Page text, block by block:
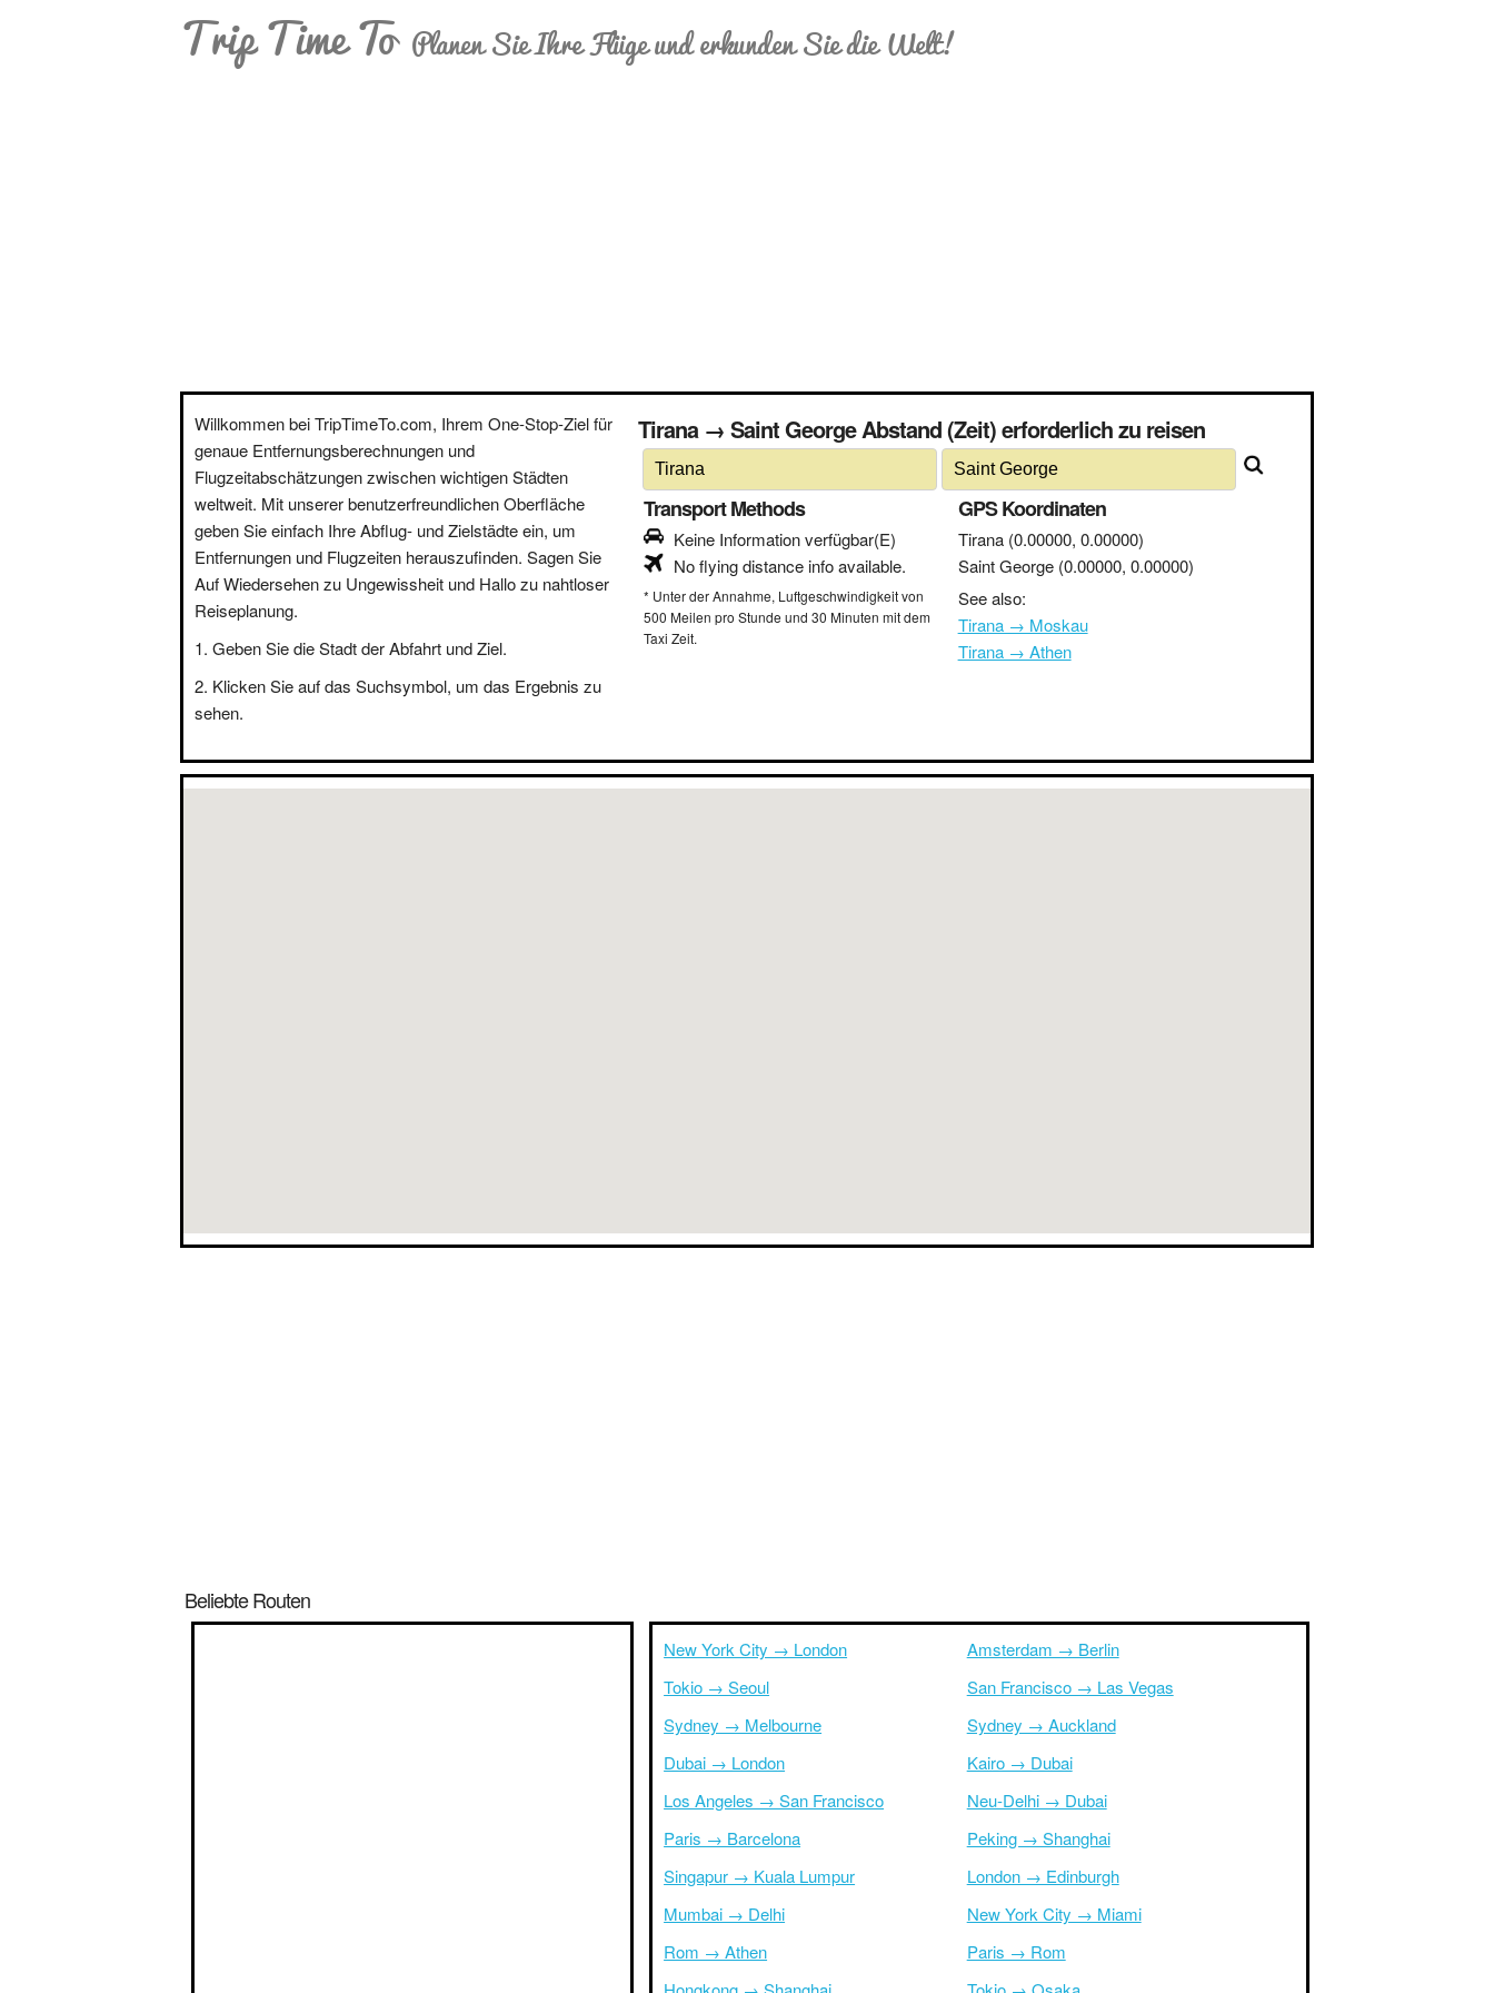
Trip Time To Planen Sie Ihre Flüge und erkunden Sie die Welt!
Willkommen bei TripTimeTo.com, Ihrem One-Stop-Ziel für
genaue Entfernungsberechnungen und
Flugzeitabschätzungen zwischen wichtigen Städten
weltweit. Mit unserer benutzerfreundlichen Oberfläche
geben Sie einfach Ihre Abflug- und Zielstädte ein, um
Entfernungen und Flugzeiten herauszufinden. Sagen Sie
Auf Wiedersehen zu Ungewissheit und Hallo zu nahtloser
Reiseplanung.
Geben Sie die Stadt der Abfahrt und Ziel.
Klicken Sie auf das Suchsymbol, um das Ergebnis zu
sehen.
Tirana → Saint George Abstand (Zeit) erforderlich zu reisen
Transport Methods
Keine Information verfügbar(E)
No flying distance info available.
* Unter der Annahme, Luftgeschwindigkeit von
500 Meilen pro Stunde und 30 Minuten mit dem
Taxi Zeit.
GPS Koordinaten
Tirana (0.00000, 0.00000)
Saint George (0.00000, 0.00000)
See also:
Tirana → Moskau
Tirana → Athen
Beliebte Routen
New York City → London
Tokio → Seoul
Sydney → Melbourne
Dubai → London
Los Angeles → San Francisco
Paris → Barcelona
Singapur → Kuala Lumpur
Mumbai → Delhi
Rom → Athen
Amsterdam → Berlin
San Francisco → Las Vegas
Sydney → Auckland
Kairo → Dubai
Neu-Delhi → Dubai
Peking → Shanghai
London → Edinburgh
New York City → Miami
Paris → Rom